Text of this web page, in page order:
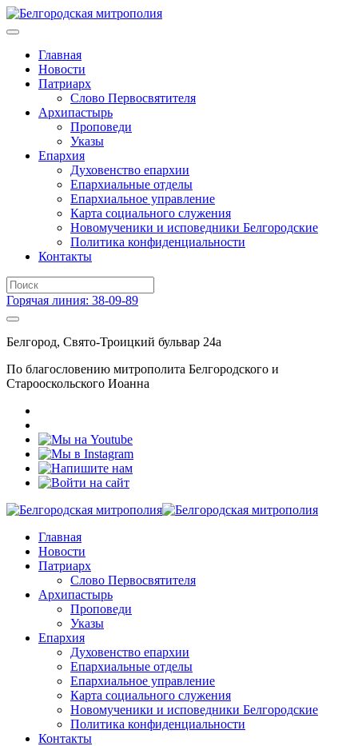
Главная
Новости
Патриарх
Слово Первосвятителя
Архипастырь
Проповеди
Указы
Епархия
Духовенство епархии
Епархиальные отделы
Епархиальное управление
Карта социального служения
Новомученики и исповедники Белгородские
Политика конфиденциальности
Контакты
Горячая линия: 38-09-89
Белгород, Свято-Троицкий бульвар 24а
По благословению митрополита Белгородского и
Старооскольского Иоанна
Главная
Новости
Патриарх
Слово Первосвятителя
Архипастырь
Проповеди
Указы
Епархия
Духовенство епархии
Епархиальные отделы
Епархиальное управление
Карта социального служения
Новомученики и исповедники Белгородские
Политика конфиденциальности
Контакты